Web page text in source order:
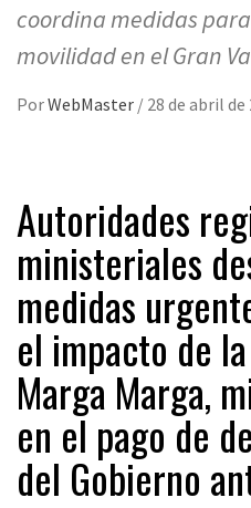
coordina medidas
movilidad en el Gran
PorWebMaster / 28 de abril de
Autoridades
ministeriales
medidas
el impacto de
Marga Marga,
en el pago de
del Gobierno